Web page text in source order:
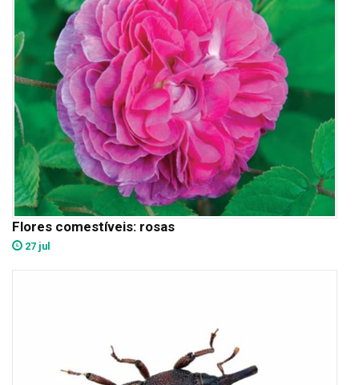
Flores comestíveis: rosas
27 jul